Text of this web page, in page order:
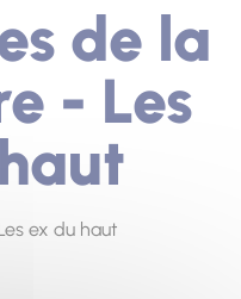
de la
- Les
ex du haut